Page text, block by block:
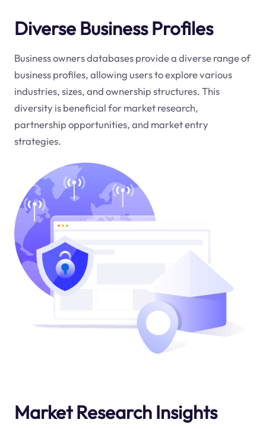
Diverse Business Profiles
Business owners databases provide a diverse range of
business profiles, allowing users to explore various
industries, sizes, and ownership structures. This
diversity is beneficial for market research,
partnership opportunities, and market entry
strategies.
Market Research Insights